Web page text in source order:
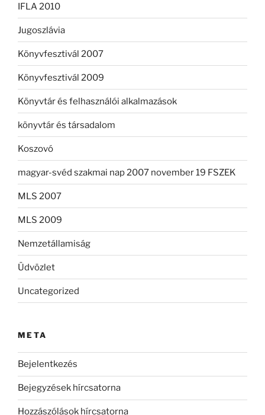
IFLA 2010
Jugoszlávia
Könyvfesztivál 2007
Könyvfesztivál 2009
Könyvtár és felhasználói alkalmazások
könyvtár és társadalom
Koszovó
magyar-svéd szakmai nap 2007 november 19 FSZEK
MLS 2007
MLS 2009
Nemzetállamiság
Üdvözlet
Uncategorized
META
Bejelentkezés
Bejegyzések hírcsatorna
Hozzászólások hírcsatorna